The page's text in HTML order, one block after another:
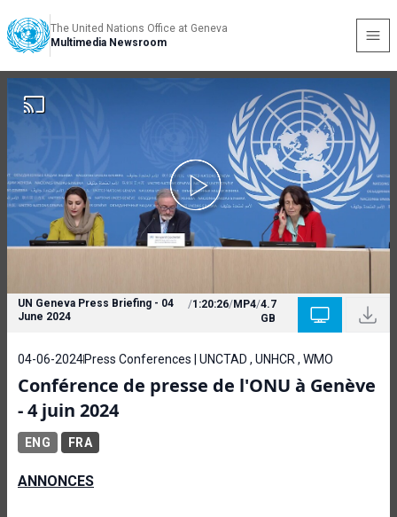
The United Nations Office at Geneva
Multimedia Newsroom
UN Geneva Press Briefing - 04
June 2024
/1:20:26/MP4/4.7
GB
04-06-2024Press Conferences | UNCTAD , UNHCR , WMO
Conférence de presse de l'ONU à Genève
- 4 juin 2024
ENG FRA
ANNONCES